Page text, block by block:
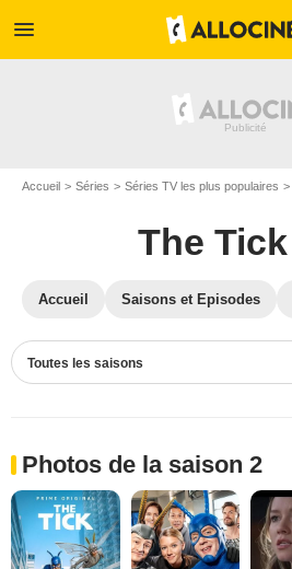
menu
Accueil Séries Séries TV les plus populaires
The Tick
Accueil Saisons et Episodes
Toutes les saisons
Photos de la saison 2